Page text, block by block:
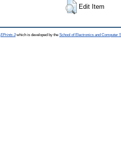
Edit Item
EPrints 3which is developed by the School of Electronics and Computer